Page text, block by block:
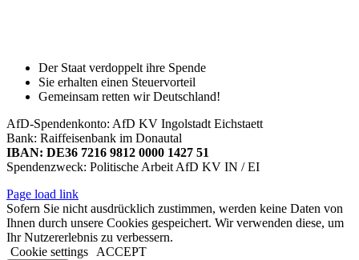
Der Staat verdoppelt ihre Spende
Sie erhalten einen Steuervorteil
Gemeinsam retten wir Deutschland!
AfD-Spendenkonto: AfD KV Ingolstadt Eichstaett
Bank: Raiffeisenbank im Donautal
IBAN: DE36 7216 9812 0000 1427 51
Spendenzweck: Politische Arbeit AfD KV IN / EI
Page load link
Sofern Sie nicht ausdrücklich zustimmen, werden keine Daten von
Ihnen durch unsere Cookies gespeichert. Wir verwenden diese, um
Ihr Nutzererlebnis zu verbessern.
Cookie settings
ACCEPT